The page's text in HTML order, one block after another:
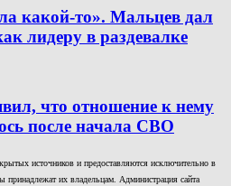
какой-то». Мальцев дал
лидеру в раздевалке
что отношение к нему
после начала СВО
источников и предоставляются исключительно в
принадлежат их владельцам. Администрация сайта